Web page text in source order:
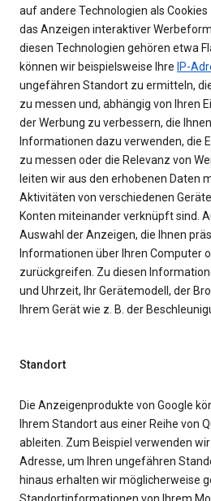
auf andere Technologien als
das Anzeigen interaktiver
diesen Technologien gehören etwa
können wir beispielsweise Ihre IP-
ungefähren Standort zu ermitteln,
zu messen und, abhängig von Ihren
der Werbung zu verbessern, die
Informationen dazu verwenden, die
zu messen oder die Relevanz von
leiten wir aus den erhobenen Daten
Aktivitäten von verschiedenen
Konten miteinander verknüpft sind.
Auswahl der Anzeigen, die Ihnen
Informationen über Ihren Computer
zurückgreifen. Zu diesen
und Uhrzeit, Ihr Gerätemodell, der
Ihrem Gerät wie z. B. der
Standort
Die Anzeigenprodukte von Google
Ihrem Standort aus einer Reihe von
ableiten. Zum Beispiel verwenden
Adresse, um Ihren ungefähren
hinaus erhalten wir möglicherweise